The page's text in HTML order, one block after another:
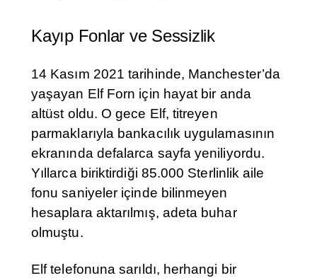
Kayıp Fonlar ve Sessizlik
14 Kasım 2021 tarihinde, Manchester’da
yaşayan Elf Forn için hayat bir anda
altüst oldu. O gece Elf, titreyen
parmaklarıyla bankacılık uygulamasının
ekranında defalarca sayfa yeniliyordu.
Yıllarca biriktirdiği 85.000 Sterlinlik aile
fonu saniyeler içinde bilinmeyen
hesaplara aktarılmış, adeta buhar
olmuştu.
Elf telefonuna sarıldı, herhangi bir